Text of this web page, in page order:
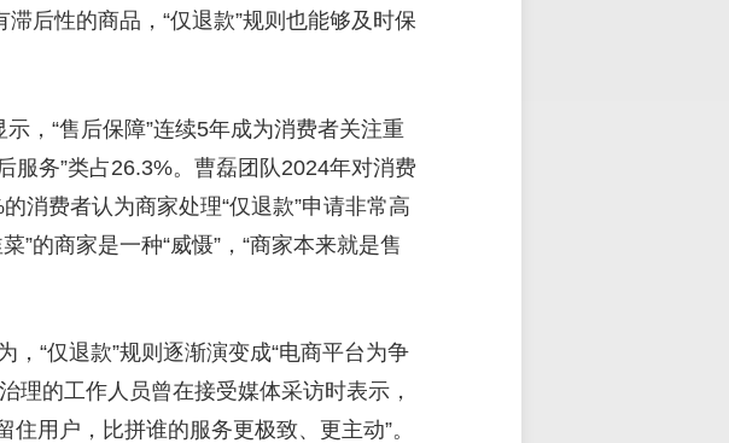
后性的商品，“仅退款”规则也能够及时保
，“售后保障”连续5年成为消费者关注重
服务”类占26.3%。曹磊团队2024年对消费
消费者认为商家处理“仅退款”申请非常高
”的商家是一种“威慑”，“商家本来就是售
，“仅退款”规则逐渐演变成“电商平台为争
理的工作人员曾在接受媒体采访时表示，
用户，比拼谁的服务更极致、更主动”。